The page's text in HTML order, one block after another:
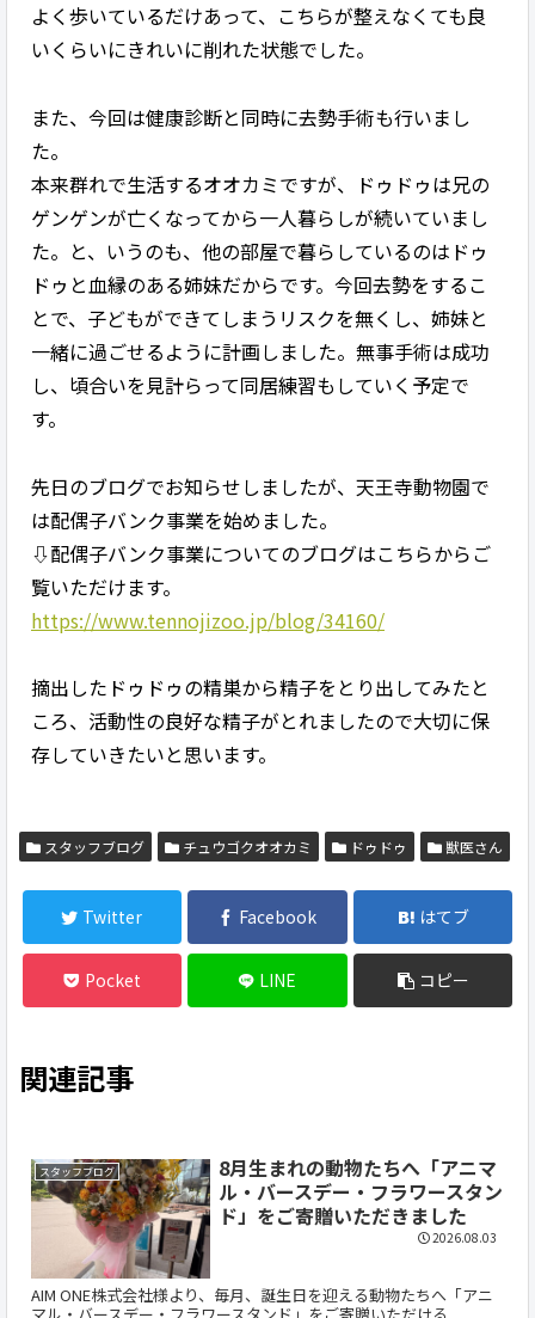
よく歩いているだけあって、こちらが整えなくても良
いくらいにきれいに削れた状態でした。
また、今回は健康診断と同時に去勢手術も行いまし
た。
本来群れで生活するオオカミですが、ドゥドゥは兄の
ゲンゲンが亡くなってから一人暮らしが続いていまし
た。と、いうのも、他の部屋で暮らしているのはドゥ
ドゥと血縁のある姉妹だからです。今回去勢をするこ
とで、子どもができてしまうリスクを無くし、姉妹と
一緒に過ごせるように計画しました。無事手術は成功
し、頃合いを見計らって同居練習もしていく予定で
す。
先日のブログでお知らせしましたが、天王寺動物園で
は配偶子バンク事業を始めました。
⇩配偶子バンク事業についてのブログはこちらからご
覧いただけます。
https://www.tennojizoo.jp/blog/34160/
摘出したドゥドゥの精巣から精子をとり出してみたと
ころ、活動性の良好な精子がとれましたので大切に保
存していきたいと思います。
スタッフブログ チュウゴクオオカミ ドゥドゥ 獣医さん
Twitter Facebook はてブ
Pocket LINE コピー
関連記事
スタッフブログ
8月生まれの動物たちへ「アニマ
ル・バースデー・フラワースタン
ド」をご寄贈いただきました
AIM ONE株式会社様より、毎月、誕生日を迎える動物たちへ「アニ
2026.08.03